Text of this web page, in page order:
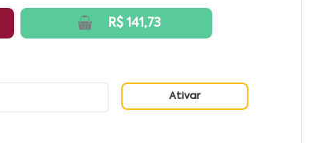
R$ 141,73
Ativar